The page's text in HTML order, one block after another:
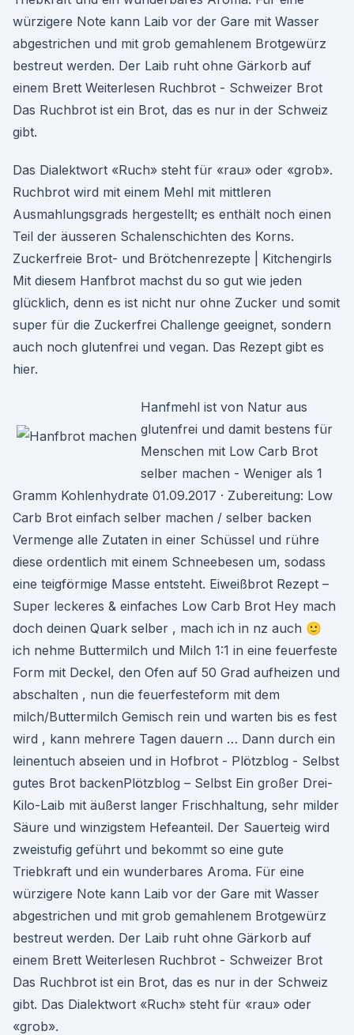
würzigere Note kann Laib vor der Gare mit Wasser
abgestrichen und mit grob gemahlenem Brotgewürz
bestreut werden. Der Laib ruht ohne Gärkorb auf
einem Brett Weiterlesen Ruchbrot - Schweizer Brot
Das Ruchbrot ist ein Brot, das es nur in der Schweiz
gibt.
Das Dialektwort «Ruch» steht für «rau» oder «grob».
Ruchbrot wird mit einem Mehl mit mittleren
Ausmahlungsgrads hergestellt; es enthält noch einen
Teil der äusseren Schalenschichten des Korns.
Zuckerfreie Brot- und Brötchenrezepte | Kitchengirls
Mit diesem Hanfbrot machst du so gut wie jeden
glücklich, denn es ist nicht nur ohne Zucker und somit
super für die Zuckerfrei Challenge geeignet, sondern
auch noch glutenfrei und vegan. Das Rezept gibt es
hier.
Hanfmehl ist von Natur aus
glutenfrei und damit bestens für
Menschen mit Low Carb Brot
selber machen - Weniger als 1
Gramm Kohlenhydrate 01.09.2017 · Zubereitung: Low
Carb Brot einfach selber machen / selber backen
Vermenge alle Zutaten in einer Schüssel und rühre
diese ordentlich mit einem Schneebesen um, sodass
eine teigförmige Masse entsteht. Eiweißbrot Rezept –
Super leckeres & einfaches Low Carb Brot Hey mach
doch deinen Quark selber , mach ich in nz auch 🙂
ich nehme Buttermilch und Milch 1:1 in eine feuerfeste
Form mit Deckel, den Ofen auf 50 Grad aufheizen und
abschalten , nun die feuerfesteform mit dem
milch/Buttermilch Gemisch rein und warten bis es fest
wird , kann mehrere Tagen dauern … Dann durch ein
leinentuch abseien und in Hofbrot - Plötzblog - Selbst
gutes Brot backenPlötzblog – Selbst Ein großer Drei-
Kilo-Laib mit äußerst langer Frischhaltung, sehr milder
Säure und winzigstem Hefeanteil. Der Sauerteig wird
zweistufig geführt und bekommt so eine gute
Triebkraft und ein wunderbares Aroma. Für eine
würzigere Note kann Laib vor der Gare mit Wasser
abgestrichen und mit grob gemahlenem Brotgewürz
bestreut werden. Der Laib ruht ohne Gärkorb auf
einem Brett Weiterlesen Ruchbrot - Schweizer Brot
Das Ruchbrot ist ein Brot, das es nur in der Schweiz
gibt. Das Dialektwort «Ruch» steht für «rau» oder
«grob».